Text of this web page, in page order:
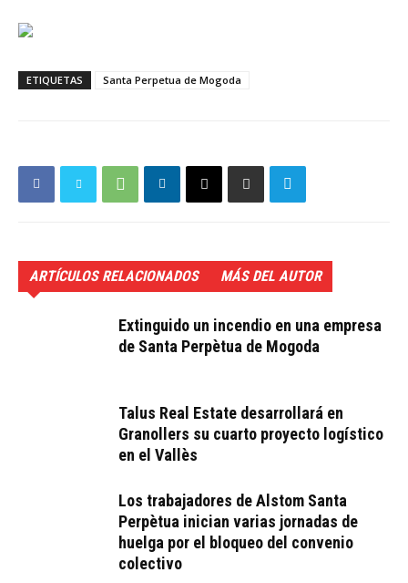
ETIQUETAS Santa Perpetua de Mogoda
ARTÍCULOS RELACIONADOS MÁS DEL AUTOR
Extinguido un incendio en una empresa
de Santa Perpètua de Mogoda
Talus Real Estate desarrollará en
Granollers su cuarto proyecto logístico
en el Vallès
Los trabajadores de Alstom Santa
Perpètua inician varias jornadas de
huelga por el bloqueo del convenio
colectivo